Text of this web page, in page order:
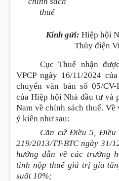
thuế
Kính gửi: Hiệp hội
Thủy điện
Cục Thuế nhận
VPCP ngày 16/11/2024
chuyển văn bản số 05/
của Hiệp hội Nhà đầu tư và
Nam về chính sách thuế. Về
ý kiến như sau:
Căn cứ Điều 5, Điều
219/2013/TT-BTC ngày 31/
hướng dẫn về các trường
tính nộp thuế giá trị gia
suất 10%;